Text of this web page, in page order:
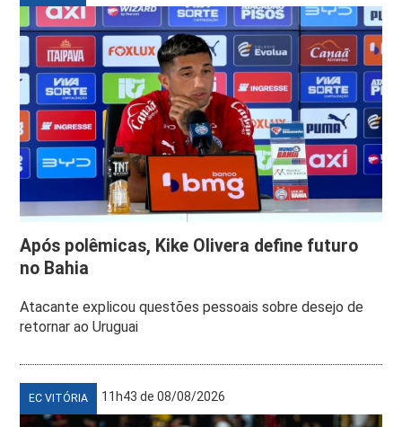
Após polêmicas, Kike Olivera define futuro
no Bahia
Atacante explicou questões pessoais sobre desejo de
retornar ao Uruguai
EC VITÓRIA 11h43 de 08/08/2026